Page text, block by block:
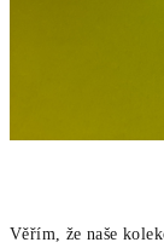
Věřím, že naše